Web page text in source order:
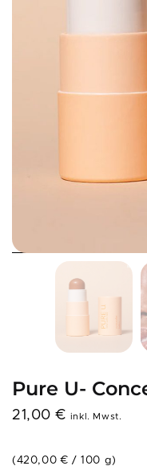
Pure U-
21,00€ inkl. Mwst.
(420,00€ /100 g)